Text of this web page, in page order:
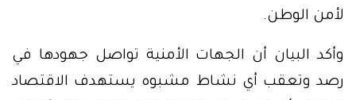
لأمن الوطن.
وأكد البيان أن الجهات الأمنية تواصل جهودها في
رصد وتعقب أي نشاط مشبوه يستهدف الاقتصاد